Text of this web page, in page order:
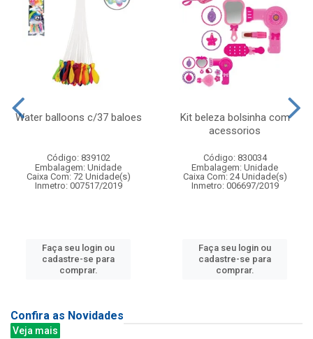
Water balloons c/37 baloes
Código: 839102
Embalagem: Unidade
Caixa Com: 72 Unidade(s)
Inmetro: 007517/2019
Faça seu login ou
cadastre-se para
comprar.
Kit beleza bolsinha com
acessorios
Código: 830034
Embalagem: Unidade
Caixa Com: 24 Unidade(s)
Inmetro: 006697/2019
Faça seu login ou
cadastre-se para
comprar.
Confira as Novidades
Veja mais